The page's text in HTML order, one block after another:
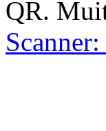
QR.